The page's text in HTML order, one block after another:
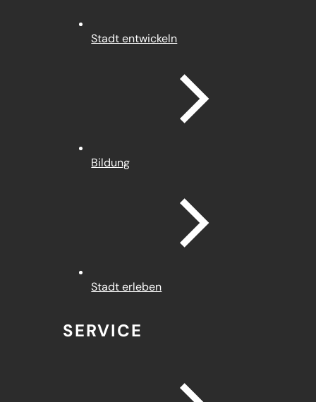
Stadt entwickeln
Bildung
Stadt erleben
SERVICE